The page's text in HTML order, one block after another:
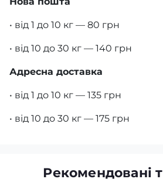
• від 1 до 10 кг — 80 грн
• від 10 до 30 кг — 140 грн
Адресна доставка
• від 1 до 10 кг — 135 грн
• від 10 до 30 кг — 175 грн
Рекомендовані